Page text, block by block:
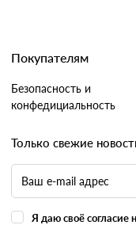
Покупателям
Безопасность и
конфедициальность
Только свежие
Я даю своё согласие